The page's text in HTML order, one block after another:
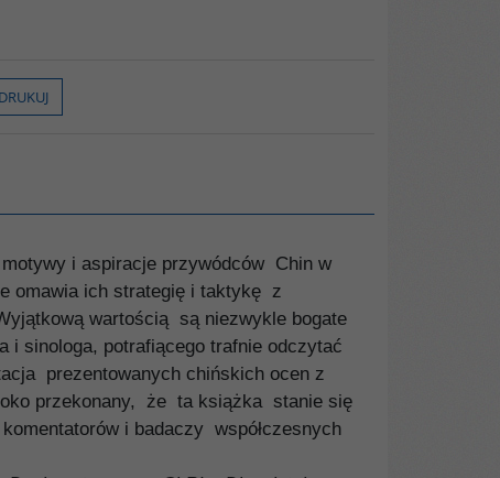
i aspiracje przywódców Chin w
omawia ich strategię i taktykę z
wartością są niezwykle bogate
i sinologa, potrafiącego trafnie odczytać
prezentowanych chińskich ocen z
przekonany, że ta książka stanie się
i badaczy współczesnych